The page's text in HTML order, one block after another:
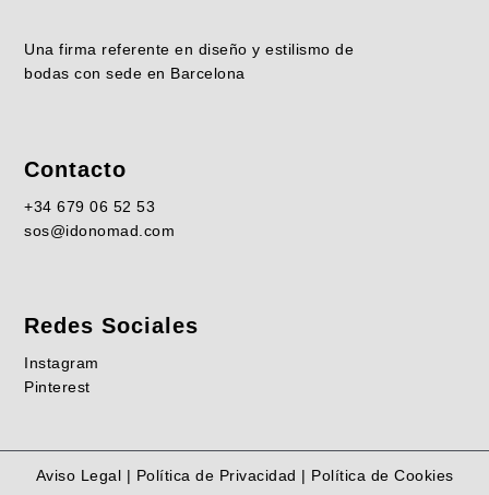
Una firma referente en diseño y estilismo de
bodas con sede en Barcelona
Contacto
+34679 06 52 53
sos@idonomad.com
Redes Sociales
Instagram
Pinterest
Aviso Legal | Política de Privacidad | Política de Cookies